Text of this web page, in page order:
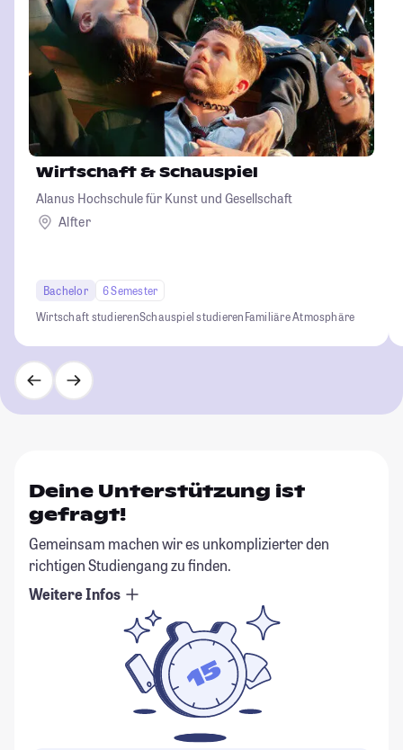
Wirtschaft & Schauspiel
Alanus Hochschule für Kunst und Gesellschaft
Alfter
Bachelor
6 Semester
Wirtschaft studierenSchauspiel studierenFamiliäre Atmosphäre
Deine Unterstützung ist
gefragt!
Gemeinsam machen wir es unkomplizierter den
richtigen Studiengang zu finden.
Weitere Infos